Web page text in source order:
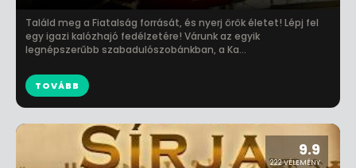
Találd meg a Fiatalság forrását, és nyerj örök életet! Lépj fel
egy igazi kalózhajó fedélzetére! Várunk az egyik
legnépszerűbb szabadulószobánkban, a Ka...
TOVÁBB
9.9
222 VÉLEMÉNY